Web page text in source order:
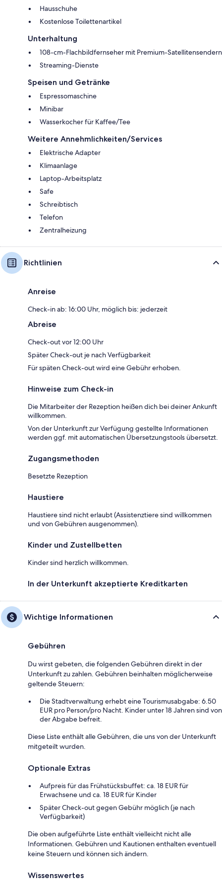
Hausschuhe
Kostenlose Toilettenartikel
Unterhaltung
108-cm-Flachbildfernseher mit Premium-Satellitensendern
Streaming-Dienste
Speisen und Getränke
Espressomaschine
Minibar
Wasserkocher für Kaffee/Tee
Weitere Annehmlichkeiten/Services
Elektrische Adapter
Klimaanlage
Laptop-Arbeitsplatz
Safe
Schreibtisch
Telefon
Zentralheizung
Richtlinien
Anreise
Check-in ab: 16:00 Uhr, möglich bis: jederzeit
Abreise
Check-out vor 12:00 Uhr
Später Check-out je nach Verfügbarkeit
Für späten Check-out wird eine Gebühr erhoben.
Hinweise zum Check-in
Die Mitarbeiter der Rezeption heißen dich bei deiner Ankunft
willkommen.
Von der Unterkunft zur Verfügung gestellte Informationen
werden ggf. mit automatischen Übersetzungstools übersetzt.
Zugangsmethoden
Besetzte Rezeption
Haustiere
Haustiere sind nicht erlaubt (Assistenztiere sind willkommen
und von Gebühren ausgenommen).
Kinder und Zustellbetten
Kinder sind herzlich willkommen.
In der Unterkunft akzeptierte Kreditkarten
Wichtige Informationen
Gebühren
Du wirst gebeten, die folgenden Gebühren direkt in der
Unterkunft zu zahlen. Gebühren beinhalten möglicherweise
geltende Steuern:
Die Stadtverwaltung erhebt eine Tourismusabgabe: 6.50
EUR pro Person/pro Nacht. Kinder unter 18 Jahren sind von
der Abgabe befreit.
Diese Liste enthält alle Gebühren, die uns von der Unterkunft
mitgeteilt wurden.
Optionale Extras
Aufpreis für das Frühstücksbuffet: ca. 18 EUR für
Erwachsene und ca. 18 EUR für Kinder
Später Check-out gegen Gebühr möglich (je nach
Verfügbarkeit)
Die oben aufgeführte Liste enthält vielleicht nicht alle
Informationen. Gebühren und Kautionen enthalten eventuell
keine Steuern und können sich ändern.
Wissenswertes